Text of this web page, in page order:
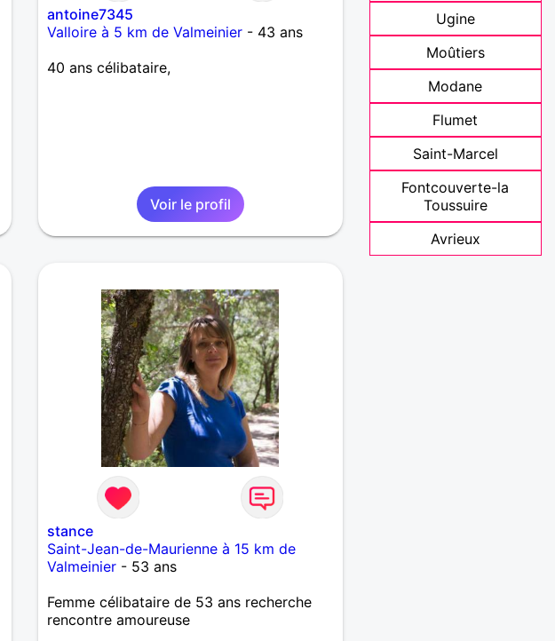
antoine7345
Valloire à 5 km de Valmeinier- 43 ans
40 ans célibataire,
Voir le profil
stance
Saint-Jean-de-Maurienne à 15 km de
Valmeinier- 53 ans
Femme célibataire de 53 ans recherche
rencontre amoureuse
Ugine
Moûtiers
Modane
Flumet
Saint-Marcel
Fontcouverte-la
Toussuire
Avrieux